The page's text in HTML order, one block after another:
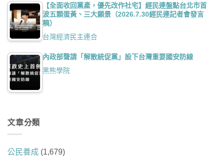
【全面收回黨產，優先改作社宅】經民連盤點台北市首
波五顆蛋黃、三大願景（2026.7.30經民連記者會發言
稿）
台灣經濟民主連合
內政部聲請「解散統促黨」設下台灣重要國安防線
黑熊學院
文章分類
公民養成 (1,679)